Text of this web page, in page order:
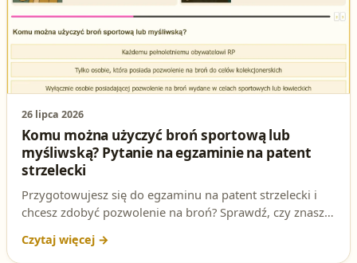
26 lipca 2026
Komu można użyczyć broń sportową lub
myśliwską? Pytanie na egzaminie na patent
strzelecki
Przygotowujesz się do egzaminu na patent strzelecki i
chcesz zdobyć pozwolenie na broń? Sprawdź, czy znasz
**Komu można użyczyć broń sportową lub myśliwską?